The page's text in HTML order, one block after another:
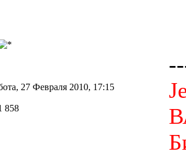
27 Февраля 2010, 17:15
858